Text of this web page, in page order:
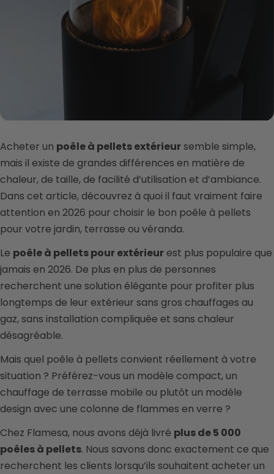
Acheter un poêle à pellets extérieursemble simple,
mais il existe de grandes différences en matière de
chaleur, de taille, de facilité d’utilisation et d’ambiance.
Dans cet article, découvrez à quoi il faut vraiment faire
attention en 2026 pour choisir le bon poêle à pellets
pour votre jardin, terrasse ou véranda.
Le poêle à pellets pour extérieurest plus populaire que
jamais en 2026. De plus en plus de personnes
recherchent une solution élégante pour profiter plus
longtemps de leur extérieur sans gros chauffages au
gaz, sans installation compliquée et sans chaleur
désagréable.
Mais quel poêle à pellets convient réellement à votre
situation ? Préférez-vous un modèle compact, un
chauffage de terrasse mobile ou plutôt un modèle
design avec une colonne de flammes en verre ?
Chez Flamesa, nous avons déjà livré plus de 5 000
poêles à pellets. Nous savons donc exactement ce que
recherchent les clients lorsqu’ils souhaitent acheter un